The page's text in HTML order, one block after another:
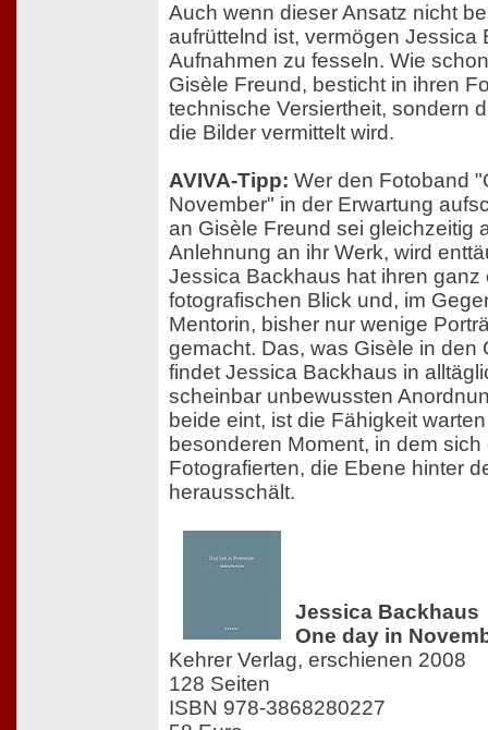
Auch wenn dieser Ansatz nicht
aufrüttelnd ist, vermögen Jessica
Aufnahmen zu fesseln. Wie
Gisèle Freund, besticht in ihren
technische Versiertheit, sondern
die Bilder vermittelt wird.
AVIVA-Tipp: Wer den Fotoband
November" in der Erwartung
an Gisèle Freund sei gleichzeitig
Anlehnung an ihr Werk, wird
Jessica Backhaus hat ihren ganz
fotografischen Blick und, im
Mentorin, bisher nur wenige
gemacht. Das, was Gisèle in den
findet Jessica Backhaus in
scheinbar unbewussten
beide eint, ist die Fähigkeit
besonderen Moment, in dem
Fotografierten, die Ebene hinter
herausschält.
Jessica Backhaus
One day in
Kehrer Verlag, erschienen 2008
128 Seiten
ISBN 978-3868280227